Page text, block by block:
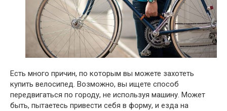
Есть много причин, по которым вы можете захотеть
купить велосипед. Возможно, вы ищете способ
передвигаться по городу, не используя машину. Может
быть, пытаетесь привести себя в форму, и езда на